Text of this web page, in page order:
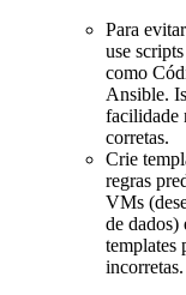
Para
use
como
Ansible.
facilidade
corretas.
Crie
regras
VMs
de dados)
templates
incorretas.